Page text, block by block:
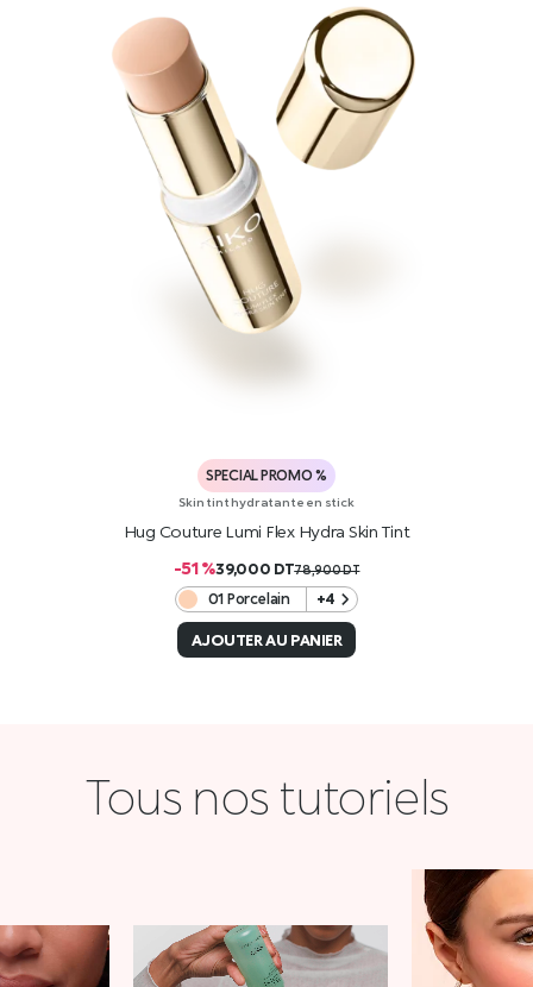
SPECIAL PROMO %
Skin tint hydratante en stick
Hug Couture Lumi Flex Hydra Skin Tint
-51 %39,000 DT78,900DT
01 Porcelain +4
AJOUTER AU PANIER
Tous nos tutoriels